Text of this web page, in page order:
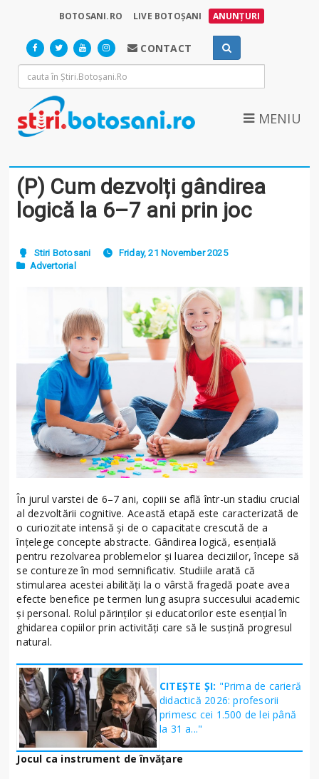
BOTOSANI.RO LIVE BOTOȘANI ANUNȚURI
CONTACT
MENIU
(P) Cum dezvolți gândirea
logică la 6–7 ani prin joc
Stiri Botosani
Friday, 21 November 2025
Advertorial
În jurul varstei de 6–7 ani, copiii se află într-un stadiu crucial
al dezvoltării cognitive. Această etapă este caracterizată de
o curiozitate intensă și de o capacitate crescută de a
înțelege concepte abstracte. Gândirea logică, esențială
pentru rezolvarea problemelor și luarea deciziilor, începe să
se contureze în mod semnificativ. Studiile arată că
stimularea acestei abilități la o vârstă fragedă poate avea
efecte benefice pe termen lung asupra succesului academic
și personal. Rolul părinților și educatorilor este esențial în
ghidarea copiilor prin activități care să le susțină progresul
natural.
CITEȘTE ȘI: "Prima de carieră
didactică 2026: profesorii
primesc cei 1.500 de lei până
la 31 a..."
Jocul ca instrument de învățare